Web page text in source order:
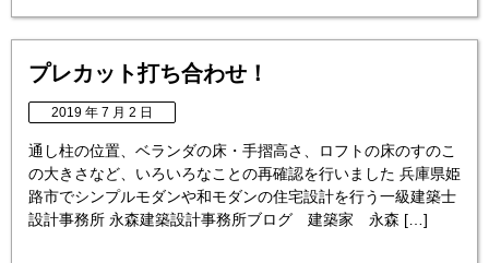
プレカット打ち合わせ！
2019 年 7 月 2 日
通し柱の位置、ベランダの床・手摺高さ、ロフトの床のすのこ
の大きさなど、いろいろなことの再確認を行いました 兵庫県姫
路市でシンプルモダンや和モダンの住宅設計を行う一級建築士
設計事務所 永森建築設計事務所ブログ 建築家 永森 […]